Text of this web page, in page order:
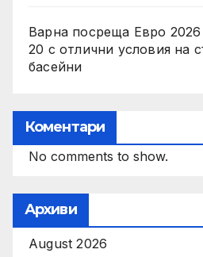
Варна посреща Евро
20 с отлични условия на
басейни
Коментари
No comments to show.
Архиви
August 2026